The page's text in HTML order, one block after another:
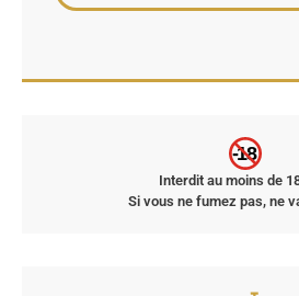
-18
Interdit au moins de
Si vous ne fumez pas, ne